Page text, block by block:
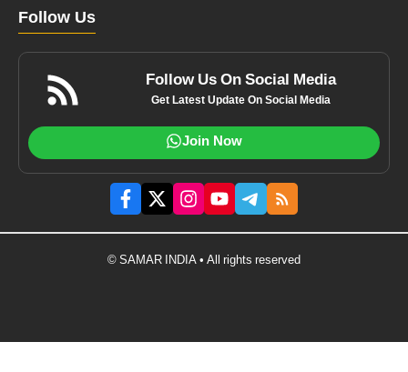
Follow Us
Follow Us On Social Media
Get Latest Update On Social Media
Join Now
© SAMAR INDIA • All rights reserved